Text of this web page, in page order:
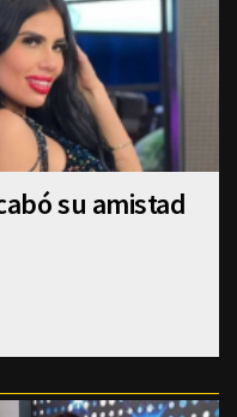
su amistad